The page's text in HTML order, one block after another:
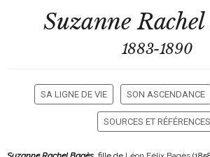
Suzanne Rachel
1883-1890
SA LIGNE DE VIE SON ASCENDANCE
SOURCES ET RÉFÉRENCES